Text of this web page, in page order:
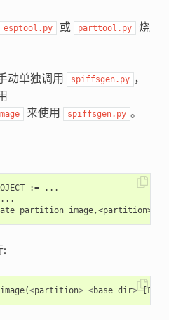
esptool.py 或 parttool.py
烧
动单独调用 spiffsgen.py ，
来使用 spiffsgen.py 。
:= ...
...
:
(<partition> <base_dir> [